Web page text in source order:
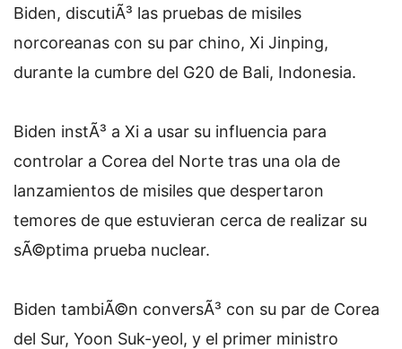
Biden, discutiÃ³ las pruebas de misiles
norcoreanas con su par chino, Xi Jinping,
durante la cumbre del G20 de Bali, Indonesia.
Biden instÃ³ a Xi a usar su influencia para
controlar a Corea del Norte tras una ola de
lanzamientos de misiles que despertaron
temores de que estuvieran cerca de realizar su
sÃ©ptima prueba nuclear.
Biden tambiÃ©n conversÃ³ con su par de Corea
del Sur, Yoon Suk-yeol, y el primer ministro